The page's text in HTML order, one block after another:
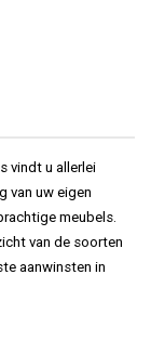
vindt u allerlei
van uw eigen
meubels.
van de soorten
aanwinsten in